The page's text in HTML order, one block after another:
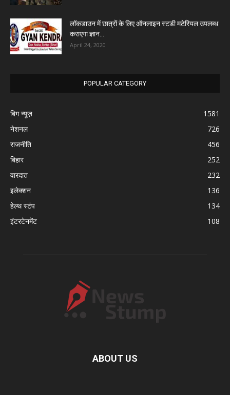
लॉकडाउन में छात्रों के लिए ऑनलाइन स्टडी मटेरियल उपलब्ध
कराएगा ज्ञान...
April 24, 2020
POPULAR CATEGORY
बिग न्यूज़
1581
नेशनल
726
राजनीति
456
बिहार
252
वारदात
232
इलेक्शन
136
हेल्थ स्टंप
134
इंटरटेनमेंट
108
ABOUT US